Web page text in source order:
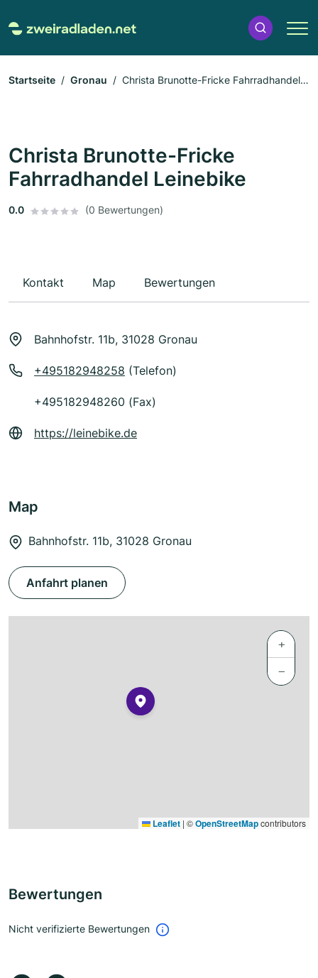
Startseite Gronau
Christa Brunotte-Fricke Fahrradhandel
Christa Brunotte-Fricke
Fahrradhandel Leinebike
0.0 (0 Bewertungen)
Kontakt Map Bewertungen
Bahnhofstr. 11b, 31028 Gronau
+495182948258 (Telefon)
+495182948260 (Fax)
https://leinebike.de
Map
Bahnhofstr. 11b, 31028 Gronau
Anfahrt planen
+
−
Leaflet | ©OpenStreetMapcontributors
Bewertungen
Nicht verifizierte Bewertungen